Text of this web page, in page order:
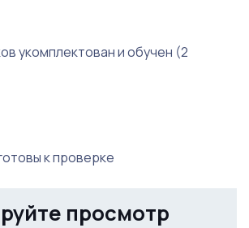
укомплектован и обучен (2
к проверке
просмотр